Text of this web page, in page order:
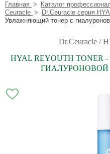
Главная Каталог
Ceuracle
Dr.Ceuracle серия
Увлажняющий тонер с
Dr.Ceuracle /
HYAL REYOUTH
ГИАЛУРОНОВОЙ